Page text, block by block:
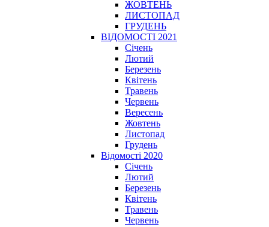
ЖОВТЕНЬ
ЛИСТОПАД
ГРУДЕНЬ
ВІДОМОСТІ 2021
Січень
Лютий
Березень
Квітень
Травень
Червень
Вересень
Жовтень
Листопад
Грудень
Відомості 2020
Січень
Лютий
Березень
Квітень
Травень
Червень